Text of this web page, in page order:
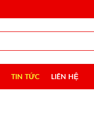
TIN TỨC LIÊN HỆ